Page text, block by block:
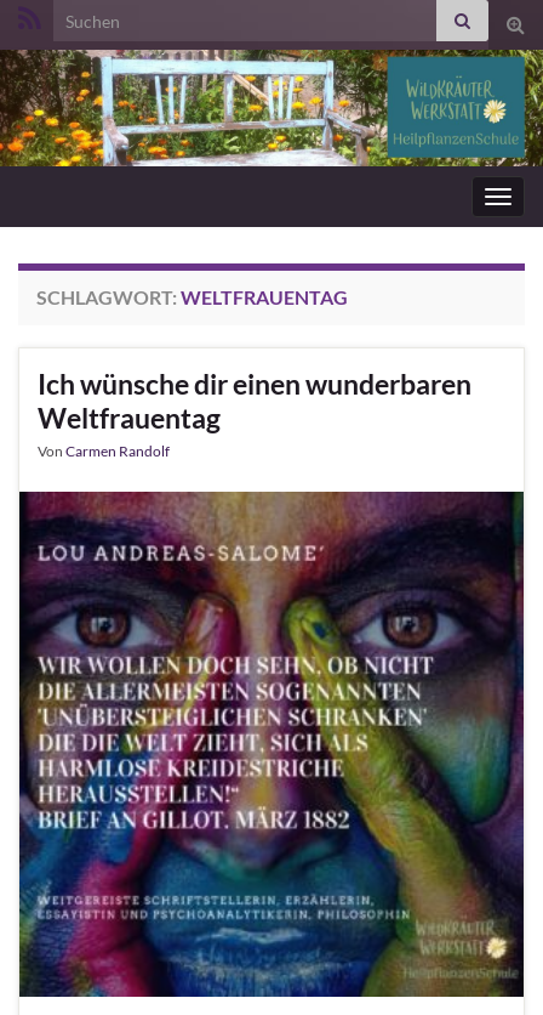
Search for:
SCHLAGWORT: WELTFRAUENTAG
Ich wünsche dir einen wunderbaren
Weltfrauentag
Von Carmen Randolf